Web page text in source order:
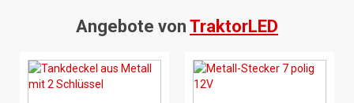
Angebote von TraktorLED